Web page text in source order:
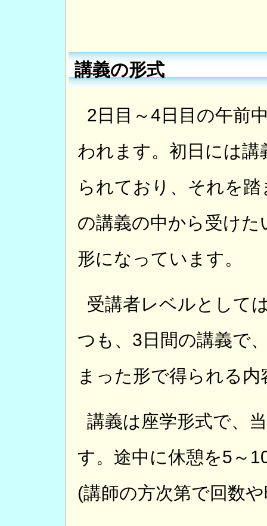
講義の形式
2日目～4日目の午前
われます。初日には
られており、それを
の講義の中から受け
形になっています。
受講者レベルとして
つも、3日間の講義で
まった形で得られる
講義は座学形式で、
す。途中に休憩を5～
(講師の方次第で回数